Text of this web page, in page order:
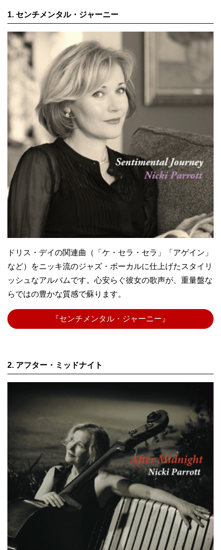
1. センチメンタル・ジャーニー
ドリス・デイの関連曲（「ケ・セラ・セラ」「アゲイン」
など）をニッキ流のジャズ・ボーカルに仕上げたスタイリ
ッシュなアルバムです。心安らぐ彼女の歌声が、重量盤な
らではの豊かな質感で蘇ります。
『センチメンタル・ジャーニー』
2. アフター・ミッドナイト